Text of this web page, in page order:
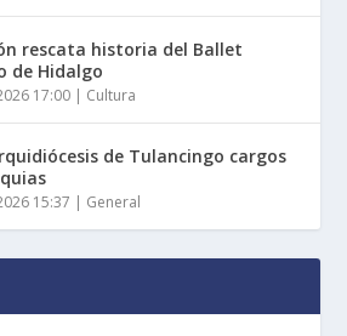
rescata historia del Ballet
de Hidalgo
17:00 | Cultura
de Tulancingo cargos
15:37 | General